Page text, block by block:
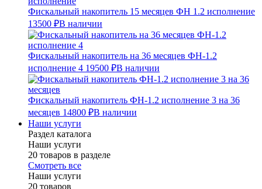
Фискальный накопитель 15 месяцев ФН 1.2 исполнение
13500 ₽В наличии
Фискальный накопитель на 36 месяцев ФН-1.2
исполнение 4 19500 ₽В наличии
Фискальный накопитель ФН-1.2 исполнение 3 на 36
месяцев 14800 ₽В наличии
Наши услуги
Раздел каталога
Наши услуги
20 товаров в разделе
Смотреть все
Наши услуги
20 товаров